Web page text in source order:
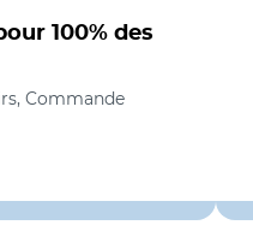
100% des
Commande